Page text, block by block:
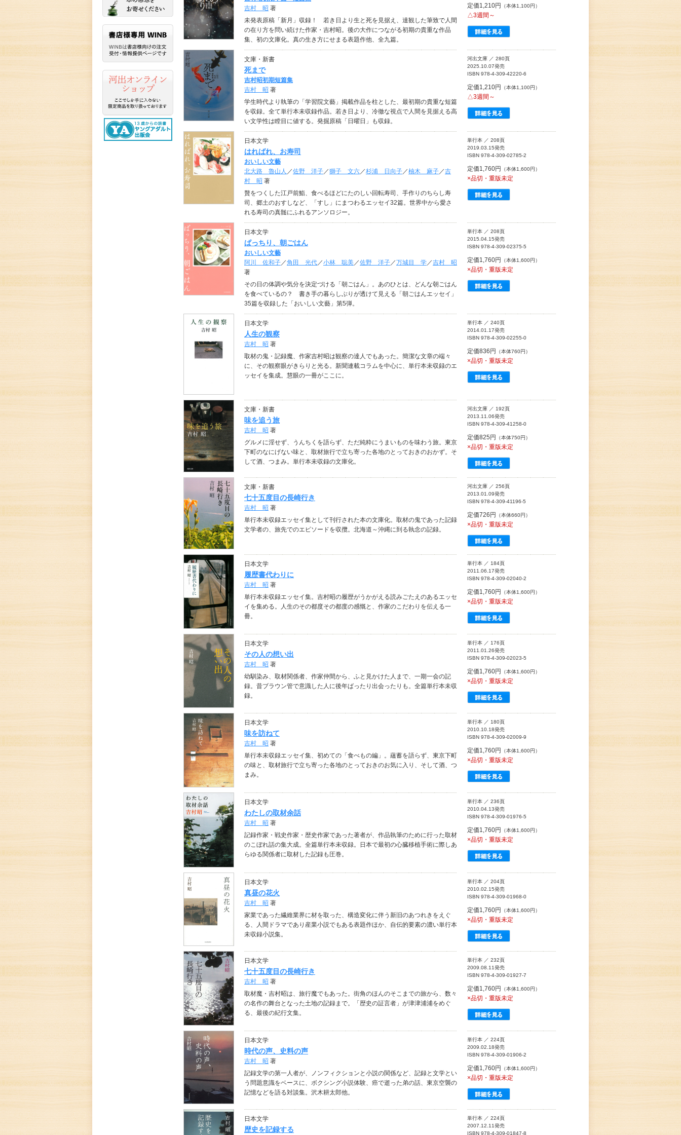
吉村 昭 著
未発表原稿「新月」収録！ 若き日より生と死を見据え、達観した筆致で人間
の在り方を問い続けた作家・吉村昭。後の大作につながる初期の貴重な作品
集、初の文庫化。真の生き方にせまる表題作他、全九篇。
定価1,210円 （本体1,100円）
△3週間～
文庫・新書
死まで
吉村昭初期短篇集
吉村 昭 著
学生時代より執筆の「学習院文藝」掲載作品を柱とした、最初期の貴重な短篇
を収録。全て単行本未収録作品。若き日より、冷徹な視点で人間を見据える高
い文学性は瞠目に値する。発掘原稿「日曜日」も収録。
河出文庫 ／ 280頁
2025.10.07発売
ISBN 978-4-309-42220-6
定価1,210円 （本体1,100円）
△3週間～
日本文学
はればれ、お寿司
おいしい文藝
北大路 魯山人 ／佐野 洋子／獅子 文六／杉浦 日向子／柚木 麻子／吉
村 昭 著
贅をつくした江戸前鮨、食べるほどにたのしい回転寿司、手作りのちらし寿
司、郷土のおすしなど、「すし」にまつわるエッセイ32篇。世界中から愛さ
れる寿司の真髄にふれるアンソロジー。
単行本 ／ 208頁
2019.03.15発売
ISBN 978-4-309-02785-2
定価1,760円 （本体1,600円）
×品切・重版未定
日本文学
ぱっちり、朝ごはん
おいしい文藝
阿川 佐和子／角田 光代／小林 聡美／佐野 洋子／万城目 学／吉村 昭
著
その日の体調や気分を決定づける「朝ごはん」。あのひとは、どんな朝ごはん
を食べているの？ 書き手の暮らしぶりが透けて見える「朝ごはんエッセイ」
35篇を収録した「おいしい文藝」第5弾。
単行本 ／ 208頁
2015.04.15発売
ISBN 978-4-309-02375-5
定価1,760円 （本体1,600円）
×品切・重版未定
日本文学
人生の観察
吉村 昭 著
取材の鬼・記録魔、作家吉村昭は観察の達人でもあった。簡潔な文章の端々
に、その観察眼がきらりと光る。新聞連載コラムを中心に、単行本未収録のエ
ッセイを集成。慧眼の一冊がここに。
単行本 ／ 240頁
2014.01.17発売
ISBN 978-4-309-02255-0
定価836円 （本体760円）
×品切・重版未定
文庫・新書
味を追う旅
吉村 昭 著
グルメに淫せず、うんちくを語らず、ただ純粋にうまいものを味わう旅。東京
下町のなにげない味と、取材旅行で立ち寄った各地のとっておきのおかず。そ
して酒、つまみ。単行本未収録の文庫化。
河出文庫 ／ 192頁
2013.11.06発売
ISBN 978-4-309-41258-0
定価825円 （本体750円）
×品切・重版未定
文庫・新書
七十五度目の長崎行き
吉村 昭 著
単行本未収録エッセイ集として刊行された本の文庫化。取材の鬼であった記録
文学者の、旅先でのエピソードを収攬。北海道～沖縄に到る執念の記録。
河出文庫 ／ 256頁
2013.01.09発売
ISBN 978-4-309-41196-5
定価726円 （本体660円）
×品切・重版未定
日本文学
履歴書代わりに
吉村 昭 著
単行本未収録エッセイ集。吉村昭の履歴がうかがえる読みごたえのあるエッセ
イを集める。人生のその都度その都度の感慨と、作家のこだわりを伝える一
冊。
単行本 ／ 184頁
2011.06.17発売
ISBN 978-4-309-02040-2
定価1,760円 （本体1,600円）
×品切・重版未定
日本文学
その人の想い出
吉村 昭 著
幼馴染み、取材関係者、作家仲間から、ふと見かけた人まで、一期一会の記
録。昔ブラウン管で意識した人に後年ばったり出会ったりも。全篇単行本未収
録。
単行本 ／ 176頁
2011.01.26発売
ISBN 978-4-309-02023-5
定価1,760円 （本体1,600円）
×品切・重版未定
日本文学
味を訪ねて
吉村 昭 著
単行本未収録エッセイ集、初めての「食べもの編」。蘊蓄を語らず、東京下町
の味と、取材旅行で立ち寄った各地のとっておきのお気に入り、そして酒、つ
まみ。
単行本 ／ 180頁
2010.10.18発売
ISBN 978-4-309-02009-9
定価1,760円 （本体1,600円）
×品切・重版未定
日本文学
わたしの取材余話
吉村 昭 著
記録作家・戦史作家・歴史作家であった著者が、作品執筆のために行った取材
のこぼれ話の集大成。全篇単行本未収録。日本で最初の心臓移植手術に際しあ
らゆる関係者に取材した記録も圧巻。
単行本 ／ 236頁
2010.04.13発売
ISBN 978-4-309-01976-5
定価1,760円 （本体1,600円）
×品切・重版未定
日本文学
真昼の花火
吉村 昭 著
家業であった繊維業界に材を取った、構造変化に伴う新旧のあつれきをえぐ
る、人間ドラマであり産業小説でもある表題作ほか、自伝的要素の濃い単行本
未収録小説集。
単行本 ／ 204頁
2010.02.15発売
ISBN 978-4-309-01968-0
定価1,760円 （本体1,600円）
×品切・重版未定
日本文学
七十五度目の長崎行き
吉村 昭 著
取材魔・吉村昭は、旅行魔でもあった。街角のほんのそこまでの旅から、数々
の名作の舞台となった土地の記録まで。「歴史の証言者」が津津浦浦をめぐ
る、最後の紀行文集。
単行本 ／ 232頁
2009.08.11発売
ISBN 978-4-309-01927-7
定価1,760円 （本体1,600円）
×品切・重版未定
日本文学
時代の声、史料の声
吉村 昭 著
記録文学の第一人者が、ノンフィクションと小説の関係など、記録と文学とい
う問題意識をベースに、ボクシング小説体験、癌で逝った弟の話、東京空襲の
記憶などを語る対談集。沢木耕太郎他。
単行本 ／ 224頁
2009.02.18発売
ISBN 978-4-309-01906-2
定価1,760円 （本体1,600円）
×品切・重版未定
日本文学
歴史を記録する
単行本 ／ 224頁
2007.12.11発売
ISBN 978-4-309-01847-8